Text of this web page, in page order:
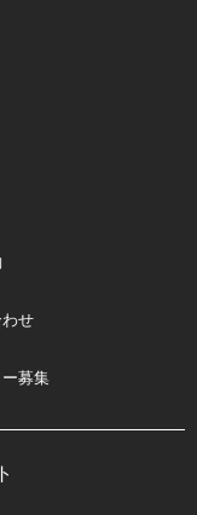
せ
ー募集